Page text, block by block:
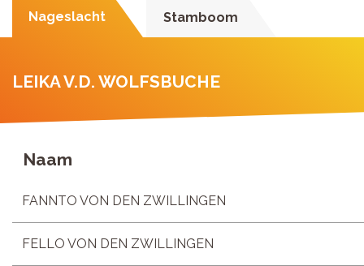
Nageslacht Stamboom
LEIKA V.D. WOLFSBUCHE
Naam
FANNTO VON DEN ZWILLINGEN
FELLO VON DEN ZWILLINGEN